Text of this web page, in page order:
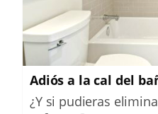
Adiós a la cal del
¿Y si pudieras